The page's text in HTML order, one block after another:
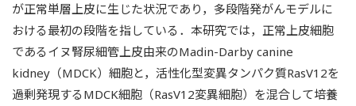
が正常単層上皮に生じた状況であり，多段階発がんモデルに
おける最初の段階を指している．本研究では，正常上皮細胞
であるイヌ腎尿細管上皮由来のMadin-Darby canine
kidney（MDCK）細胞と，活性化型変異タンパク質RasV12を
過剰発現するMDCK細胞（RasV12変異細胞）を混合して培養